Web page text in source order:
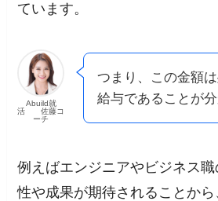
ています。
Abuild就
活 佐藤コ
ーチ
つまり、この金額
給与であることが分
例えばエンジニアやビジネス
性や成果が期待されることか